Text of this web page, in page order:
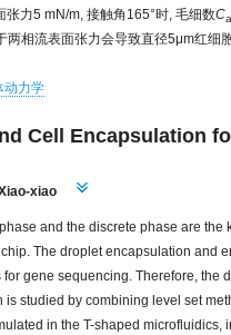
力5 mN/m, 接触角165°时, 毛细数Ca
相流表面张力会导致直径5μm红细
动力学
Cell Encapsulation
xiao
and the discrete phase are the
The droplet encapsulation and
gene sequencing. Therefore, the
studied by combining level set
in the T-shaped microfluidics,